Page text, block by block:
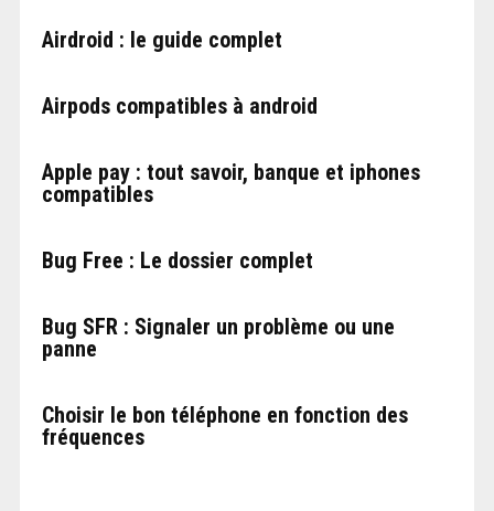
Airdroid : le guide complet
Airpods compatibles à android
Apple pay : tout savoir, banque et iphones
compatibles
Bug Free : Le dossier complet
Bug SFR : Signaler un problème ou une
panne
Choisir le bon téléphone en fonction des
fréquences